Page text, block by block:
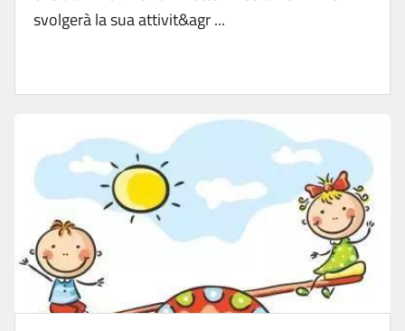
svolgerà la sua attivit&agr ...